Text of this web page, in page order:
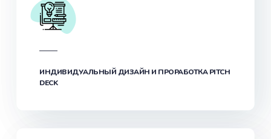
ИНДИВИДУАЛЬНЫЙ ДИЗАЙН И ПРОРАБОТКА PITCH
DECK